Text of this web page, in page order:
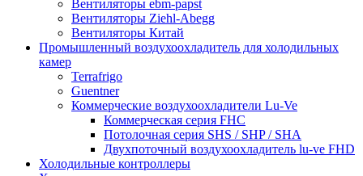
Вентиляторы ebm-papst
Вентиляторы Ziehl-Abegg
Вентиляторы Китай
Промышленный воздухоохладитель для холодильных
камер
Terrafrigo
Guentner
Коммерческие воздухоохладители Lu-Ve
Коммерческая серия FHC
Потолочная серия SHS / SHP / SHA
Двухпоточный воздухоохладитель lu-ve FHD
Холодильные контроллеры